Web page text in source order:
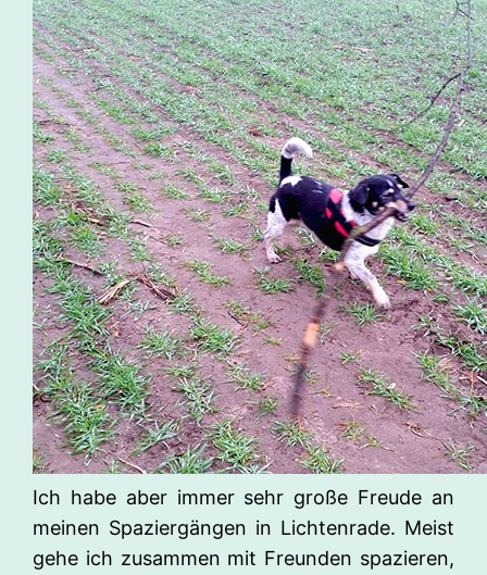
Ich habe aber immer sehr große Freude an
meinen Spaziergängen in Lichtenrade. Meist
gehe ich zusammen mit Freunden spazieren,